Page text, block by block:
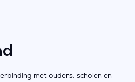
met ouders, scholen en